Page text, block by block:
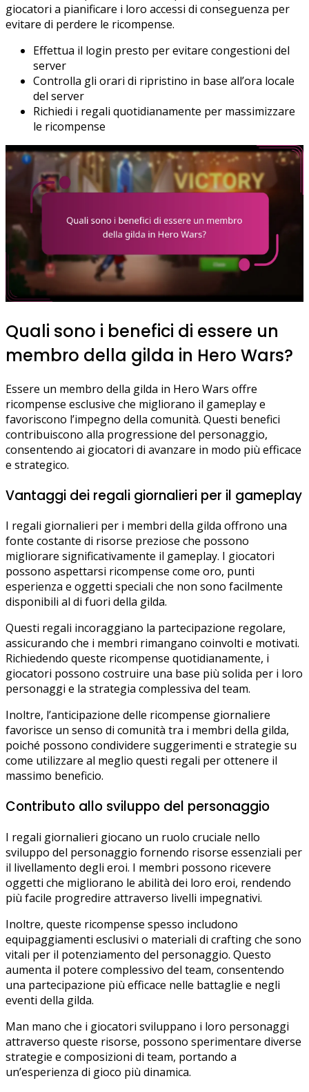
giocatori a pianificare i loro accessi di conseguenza per
evitare di perdere le ricompense.
Effettua il login presto per evitare congestioni del
server
Controlla gli orari di ripristino in base all’ora locale
del server
Richiedi i regali quotidianamente per massimizzare
le ricompense
Quali sono i benefici di essere un
membro della gilda in Hero Wars?
Essere un membro della gilda in Hero Wars offre
ricompense esclusive che migliorano il gameplay e
favoriscono l’impegno della comunità. Questi benefici
contribuiscono alla progressione del personaggio,
consentendo ai giocatori di avanzare in modo più efficace
e strategico.
Vantaggi dei regali giornalieri per il gameplay
I regali giornalieri per i membri della gilda offrono una
fonte costante di risorse preziose che possono
migliorare significativamente il gameplay. I giocatori
possono aspettarsi ricompense come oro, punti
esperienza e oggetti speciali che non sono facilmente
disponibili al di fuori della gilda.
Questi regali incoraggiano la partecipazione regolare,
assicurando che i membri rimangano coinvolti e motivati.
Richiedendo queste ricompense quotidianamente, i
giocatori possono costruire una base più solida per i loro
personaggi e la strategia complessiva del team.
Inoltre, l’anticipazione delle ricompense giornaliere
favorisce un senso di comunità tra i membri della gilda,
poiché possono condividere suggerimenti e strategie su
come utilizzare al meglio questi regali per ottenere il
massimo beneficio.
Contributo allo sviluppo del personaggio
I regali giornalieri giocano un ruolo cruciale nello
sviluppo del personaggio fornendo risorse essenziali per
il livellamento degli eroi. I membri possono ricevere
oggetti che migliorano le abilità dei loro eroi, rendendo
più facile progredire attraverso livelli impegnativi.
Inoltre, queste ricompense spesso includono
equipaggiamenti esclusivi o materiali di crafting che sono
vitali per il potenziamento del personaggio. Questo
aumenta il potere complessivo del team, consentendo
una partecipazione più efficace nelle battaglie e negli
eventi della gilda.
Man mano che i giocatori sviluppano i loro personaggi
attraverso queste risorse, possono sperimentare diverse
strategie e composizioni di team, portando a
un’esperienza di gioco più dinamica.